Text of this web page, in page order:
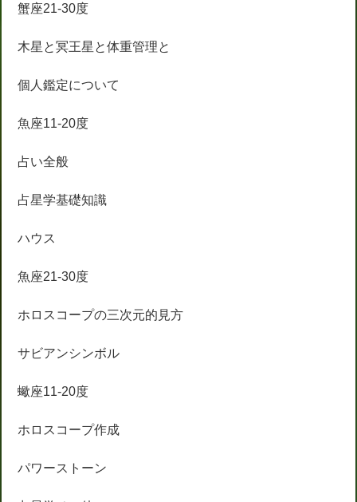
蟹座21-30度
木星と冥王星と体重管理と
個人鑑定について
魚座11-20度
占い全般
占星学基礎知識
ハウス
魚座21-30度
ホロスコープの三次元的見方
サビアンシンボル
蠍座11-20度
ホロスコープ作成
パワーストーン